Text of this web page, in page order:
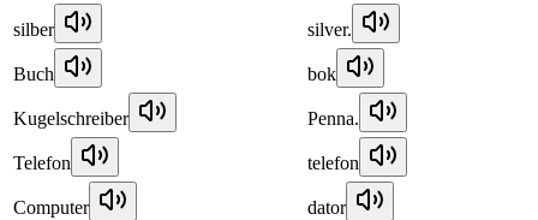
silber silver.
Buch bok
Kugelschreiber Penna.
Telefon telefon
Computer dator